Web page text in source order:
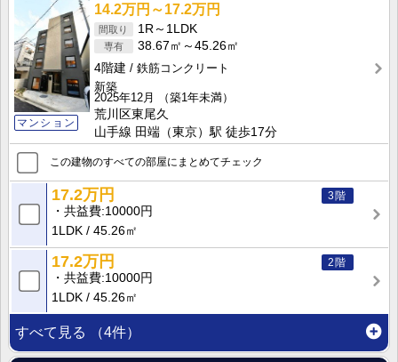
マンション
14.2万円～17.2万円
1R～1LDK
38.67㎡～45.26㎡
4階建
鉄筋コンクリート
新築
2025年12月
（築1年未満）
荒川区東尾久
山手線 田端（東京）駅 徒歩17分
この建物のすべての部屋にまとめてチェック
3階
17.2万円
共益費 10000円
1LDK
45.26㎡
2階
17.2万円
共益費 10000円
1LDK
45.26㎡
すべて見る （4件）